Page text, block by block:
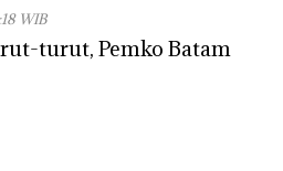
WIB
turut, Pemko Batam